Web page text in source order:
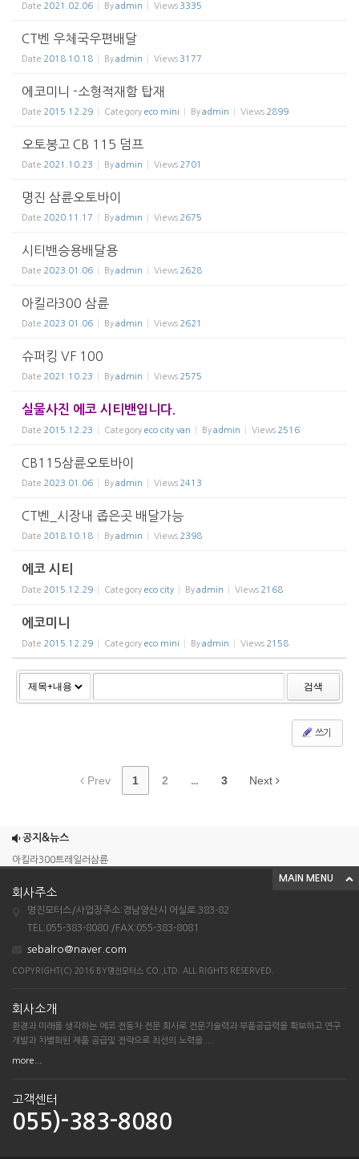
Date 2021.02.06 Byadmin Views 3335
CT벤 우체국우편배달
Date 2018.10.18 Byadmin Views 3177
에코미니 -소형적재함 탑재
Date 2015.12.29 Category eco mini Byadmin Views 2899
오토봉고 CB 115 덤프
Date 2021.10.23 Byadmin Views 2701
명진 삼륜오토바이
Date 2020.11.17 Byadmin Views 2675
시티밴승용배달용
Date 2023.01.06 Byadmin Views 2628
아킬라300 삼륜
Date 2023.01.06 Byadmin Views 2621
슈퍼킹 VF 100
Date 2021.10.23 Byadmin Views 2575
실물사진 에코 시티밴입니다.
Date 2015.12.23 Category eco city van Byadmin Views 2516
CB115삼륜오토바이
Date 2023.01.06 Byadmin Views 2413
CT벤_시장내 좁은곳 배달가능
Date 2018.10.18 Byadmin Views 2398
에코 시티
Date 2015.12.29 Category eco city Byadmin Views 2168
에코미니
Date 2015.12.29 Category eco mini Byadmin Views 2158
검색
쓰기
Prev 1 2 ... 3 Next
공지&뉴스
엠보이 125cc삼륜
아킬라300트레일러삼륜
조이맥스125cc삼륜
엠보이 125cc삼륜
아킬라300트레일러삼륜
시티밴승용배달용
MAIN MENU
회사주소
명진모터스/사업장주소:경남양산시 어실로 383-82
TEL:055-383-8080 /FAX:055-383-8081
sebalro@naver.com
COPYRIGHT(C) 2016 BY명진모터스 CO.,LTD. ALL RIGHTS RESERVED.
회사소개
환경과 미래를 생각하는 에코 전동차 전문 회사로 전문기술력과 부품공급력을 확보하고 연구
개발과 차별화된 제품 공급및 전략으로 최선의 노력을.....
more...
고객센터
055)-383-8080